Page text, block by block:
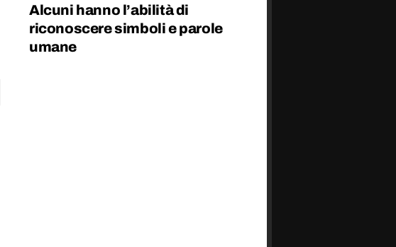
Alcuni hanno l’abilità di
riconoscere simboli e parole
umane